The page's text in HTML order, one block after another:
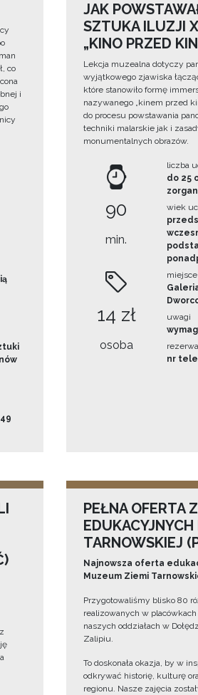
co
i
JAK
SZTUKA ILUZJI
„KINO PRZED
Lekcja muzealna dotyczy
wyjątkowego zjawiska
które stanowiło formę
nazywanego „kinem przed
do procesu powstawania
techniki malarskie jak i
monumentalnych obrazów.
90
min.
14 zł
osoba
liczba
do 25
wiek
miejsce
uwagi
nr
PEŁNA OFERTA
TARNOWSKIEJ
Najnowsza oferta
Muzeum Ziemi
Przygotowaliśmy blisko 80
realizowanych w
naszych oddziałach w
Zalipiu.
To doskonała okazja, by w
odkrywać historię, kulturę
regionu. Nasze zajęcia